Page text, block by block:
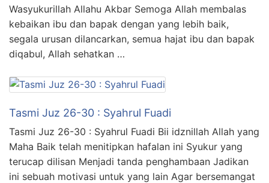
Wasyukurillah Allahu Akbar Semoga Allah membalas
kebaikan ibu dan bapak dengan yang lebih baik,
segala urusan dilancarkan, semua hajat ibu dan bapak
diqabul, Allah sehatkan …
Tasmi Juz 26-30 : Syahrul Fuadi
Tasmi Juz 26-30 : Syahrul Fuadi Bii idznillah Allah yang
Maha Baik telah menitipkan hafalan ini Syukur yang
terucap dilisan Menjadi tanda penghambaan Jadikan
ini sebuah motivasi untuk yang lain Agar bersemangat